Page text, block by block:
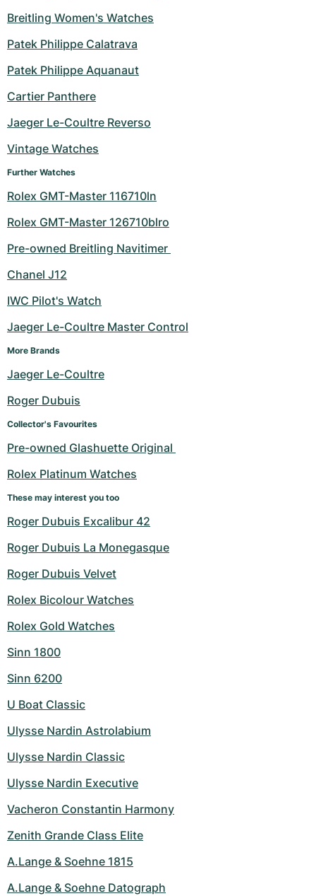
Breitling Women's Watches
Patek Philippe Calatrava
Patek Philippe Aquanaut
Cartier Panthere
Jaeger Le-Coultre Reverso
Vintage Watches
Further Watches
Rolex GMT-Master 116710ln
Rolex GMT-Master 126710blro
Pre-owned Breitling Navitimer
Chanel J12
IWC Pilot's Watch
Jaeger Le-Coultre Master Control
More Brands
Jaeger Le-Coultre
Roger Dubuis
Collector's Favourites
Pre-owned Glashuette Original
Rolex Platinum Watches
These may interest you too
Roger Dubuis Excalibur 42
Roger Dubuis La Monegasque
Roger Dubuis Velvet
Rolex Bicolour Watches
Rolex Gold Watches
Sinn 1800
Sinn 6200
U Boat Classic
Ulysse Nardin Astrolabium
Ulysse Nardin Classic
Ulysse Nardin Executive
Vacheron Constantin Harmony
Zenith Grande Class Elite
A.Lange & Soehne 1815
A.Lange & Soehne Datograph